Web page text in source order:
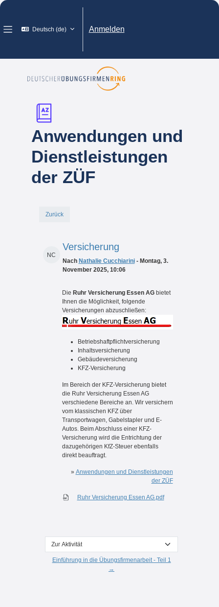
Zum Hauptinhalt
Deutsch ‎(de)‎ Anmelden
Anwendungen und
Dienstleistungen
der ZÜF
Zurück
NC
Versicherung
Nach Nathalie Cucchiarini- Montag, 3.
November 2025, 10:06
Die Ruhr Versicherung Essen AG bietet
Ihnen die Möglichkeit, folgende
Versicherungen abzuschließen:
Betriebshaftpflichtversicherung
Inhaltsversicherung
Gebäudeversicherung
KFZ-Versicherung
Im Bereich der KFZ-Versicherung bietet
die Ruhr Versicherung Essen AG
verschiedene Bereiche an. Wir versichern
vom klassischen KFZ über
Transportwagen, Gabelstapler und E-
Autos. Beim Abschluss einer KFZ-
Versicherung wird die Entrichtung der
dazugehörigen KfZ-Steuer ebenfalls
direkt beauftragt.
» Anwendungen und Dienstleistungen
der ZÜF
Ruhr Versicherung Essen AG.pdf
Zur Aktivität
Einführung in die Übungsfirmenarbeit - Teil 1
→